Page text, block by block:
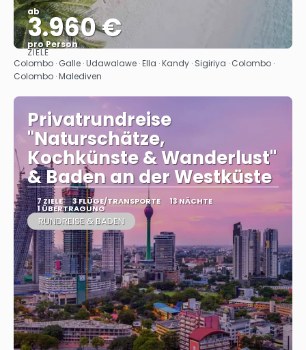
ab
3.960 €
pro Person
Sehen
ZIELE
Colombo · Galle · Udawalawe · Ella · Kandy · Sigiriya · Colombo ·
Colombo · Malediven
Privatrundreise
"Naturschätze,
Kochkünste & Wanderlust"
& Baden an der Westküste
7 ZIELE 3 FLÜGE/TRANSPORTE 13 NÄCHTE
1 ÜBERTRAGUNG
RUNDREISE & BADEN